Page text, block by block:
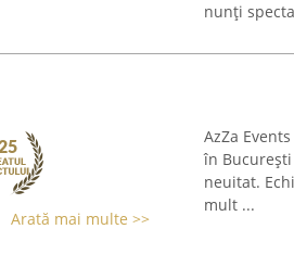
nunți
Arată mai multe >>
AzZa
în
neuitat.
mult ...